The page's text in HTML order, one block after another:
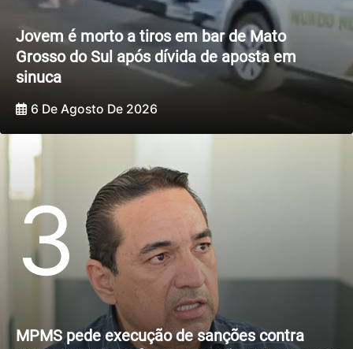
Jovem é morto a tiros em bar de Mato
Grosso do Sul após dívida de aposta em
sinuca
6 De Agosto De 2026
3
MPMS pede execução de sanções contra